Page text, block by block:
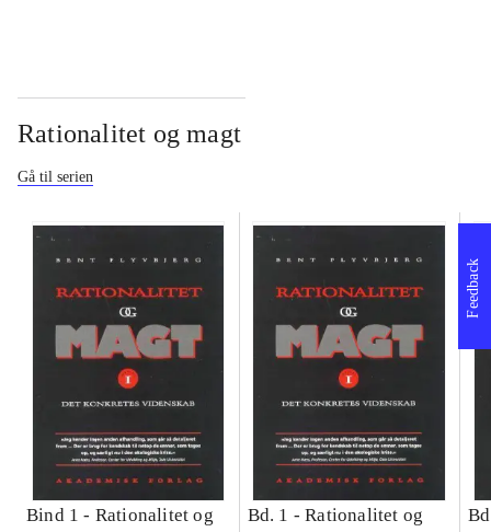
Rationalitet og magt
Gå til serien
Bind 1 - Rationalitet og
Bd. 1 -Rationalitet og
Feedback